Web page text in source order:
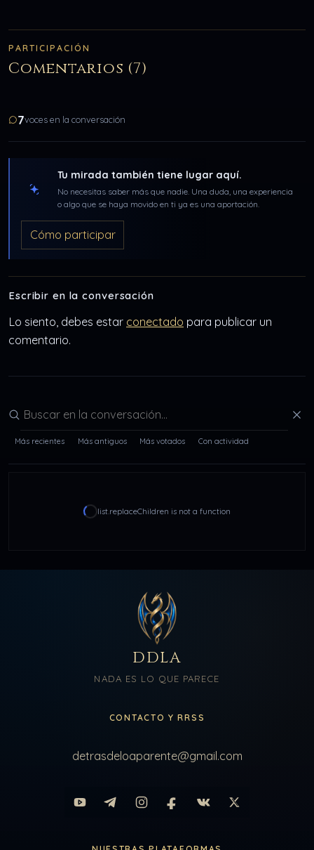
PARTICIPACIÓN
Comentarios (7)
7voces en la conversación
Tu mirada también tiene lugar aquí.
No necesitas saber más que nadie. Una duda, una experiencia
o algo que se haya movido en ti ya es una aportación.
Cómo participar
Escribir en la conversación
Lo siento, debes estar conectado para publicar un
comentario.
Buscar en la conversación
Más recientes Más antiguos Más votados Con actividad
list.replaceChildren is not a function
DDLA
NADA ES LO QUE PARECE
CONTACTO Y RRSS
detrasdeloaparente@gmail.com